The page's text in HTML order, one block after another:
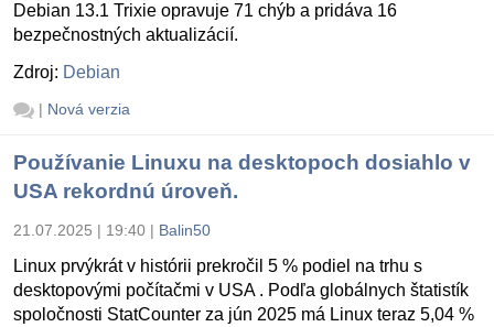
Debian 13.1 Trixie opravuje 71 chýb a pridáva 16
bezpečnostných aktualizácií.
Zdroj: Debian
| Nová verzia
Používanie Linuxu na desktopoch dosiahlo v
USA rekordnú úroveň.
21.07.2025 | 19:40 | Balin50
Linux prvýkrát v histórii prekročil 5 % podiel na trhu s
desktopovými počítačmi v USA . Podľa globálnych štatistík
spoločnosti StatCounter za jún 2025 má Linux teraz 5,04 %